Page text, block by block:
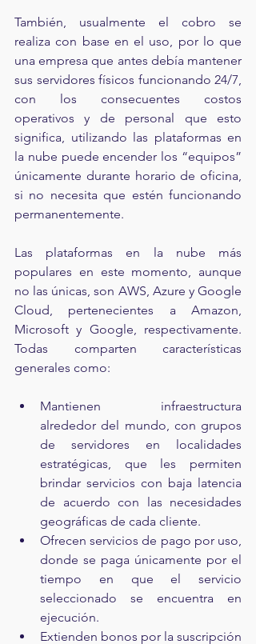
También, usualmente el cobro se
realiza con base en el uso, por lo que
una empresa que antes debía mantener
sus servidores físicos funcionando 24/7,
con los consecuentes costos
operativos y de personal que esto
significa, utilizando las plataformas en
la nube puede encender los “equipos”
únicamente durante horario de oficina,
si no necesita que estén funcionando
permanentemente.
Las plataformas en la nube más
populares en este momento, aunque
no las únicas, son AWS, Azure y Google
Cloud, pertenecientes a Amazon,
Microsoft y Google, respectivamente.
Todas comparten características
generales como:
Mantienen infraestructura
alrededor del mundo, con grupos
de servidores en localidades
estratégicas, que les permiten
brindar servicios con baja latencia
de acuerdo con las necesidades
geográficas de cada cliente.
Ofrecen servicios de pago por uso,
donde se paga únicamente por el
tiempo en que el servicio
seleccionado se encuentra en
ejecución.
Extienden bonos por la suscripción